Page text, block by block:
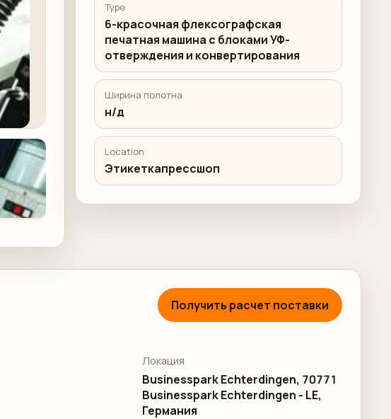
Type
6-красочная флексографская
печатная машина с блоками УФ-
отверждения и конвертирования
Ширина полотна
н/д
Location
Этикеткапрессшоп
Получить расчет поставки
Локация
Businesspark Echterdingen, 70771
Businesspark Echterdingen - LE,
Германия